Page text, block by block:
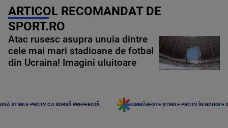
ARTICOL RECOMANDAT DE
SPORT.RO
Atac rusesc asupra unuia dintre
cele mai mari stadioane de fotbal
din Ucraina! Imagini uluitoare
ȘTIRILE PROTV CA SURSĂ PREFERATĂ URMĂREȘTE ȘTIRILE PROTV ÎN GOOGLE